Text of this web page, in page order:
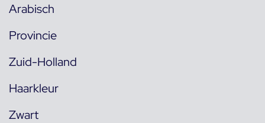
Arabisch
Provincie
Zuid-Holland
Haarkleur
Zwart